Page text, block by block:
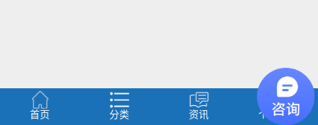
首页 分类 资讯 个人中心